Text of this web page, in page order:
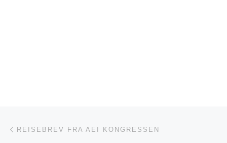
Innleggsnavigasjon
REISEBREV FRA AEI KONGRESSEN